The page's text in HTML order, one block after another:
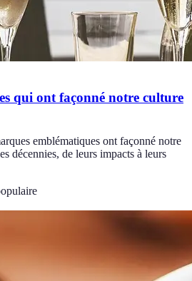
qui ont façonné notre culture
emblématiques ont façonné notre
décennies, de leurs impacts à leurs